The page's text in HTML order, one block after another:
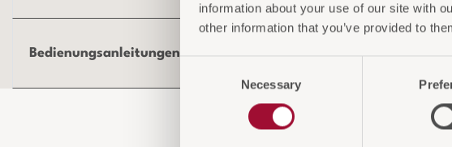
information about your use of our site with
other information that you’ve provided to
Selection
Necessary
Bedienungsanleitungen und Produktdokumentation